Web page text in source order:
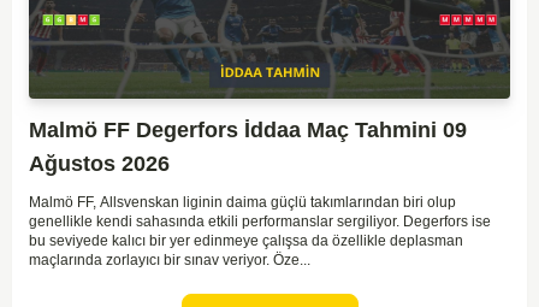
Malmö FF Degerfors İddaa Maç Tahmini 09
Ağustos 2026
Malmö FF, Allsvenskan liginin daima güçlü takımlarından biri olup
genellikle kendi sahasında etkili performanslar sergiliyor. Degerfors ise
bu seviyede kalıcı bir yer edinmeye çalışsa da özellikle deplasman
maçlarında zorlayıcı bir sınav veriyor. Öze...